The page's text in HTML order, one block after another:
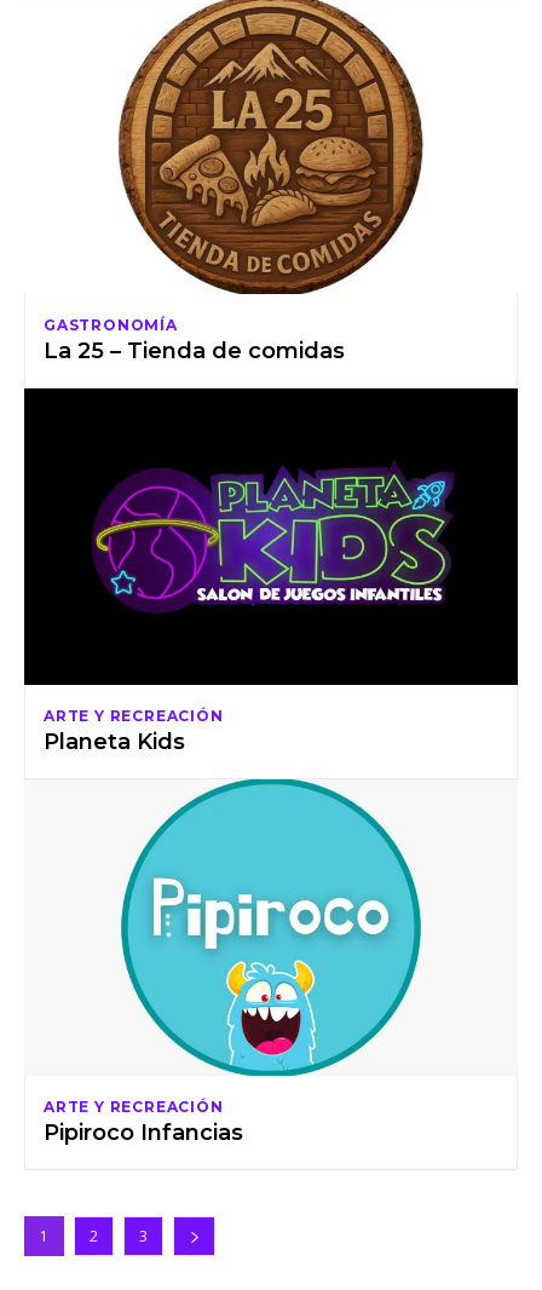
GASTRONOMÍA
La 25 – Tienda de comidas
ARTE Y RECREACIÓN
Planeta Kids
ARTE Y RECREACIÓN
Pipiroco Infancias
1 2 3